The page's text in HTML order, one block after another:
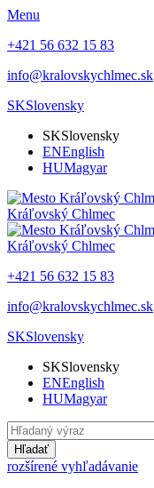
Menu
+421 56 632 15 83
info@kralovskychlmec.sk
SKSlovensky
SKSlovensky
ENEnglish
HUMagyar
Kráľovský Chlmec
Kráľovský Chlmec
+421 56 632 15 83
info@kralovskychlmec.sk
SKSlovensky
SKSlovensky
ENEnglish
HUMagyar
Hľadať
rozšírené vyhľadávanie